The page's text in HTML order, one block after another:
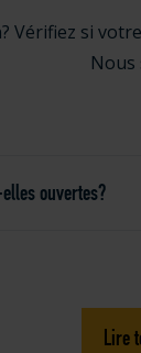
Vérifiez si
Nous
ouvertes?
Lire